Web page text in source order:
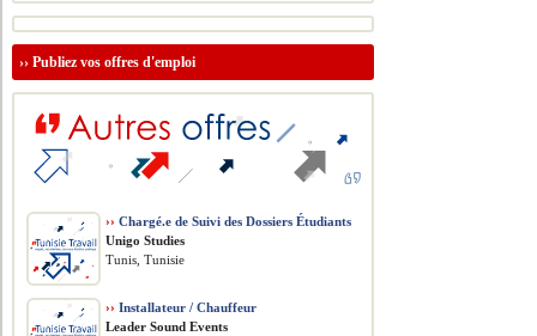
››Publiez vos offres d'emploi
›› Chargé.e de Suivi des Dossiers Étudiants
Unigo Studies
Tunis, Tunisie
›› Installateur / Chauffeur
Leader Sound Events